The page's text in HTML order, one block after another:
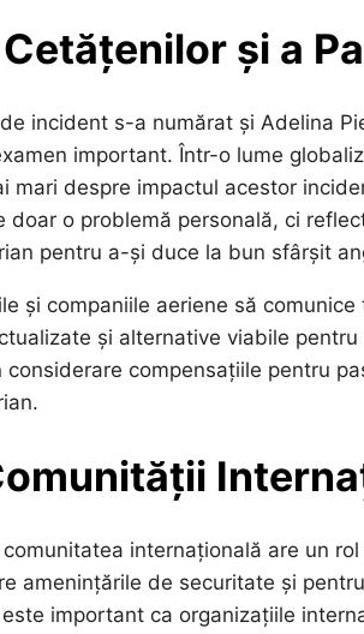
și a
incident s-a numărat și Adelina
important. Într-o lume
mari despre impactul acestor
doar o problemă personală, ci
pentru a-și duce la bun sfârșit
și companiile aeriene să
și alternative viabile
compensațiile pentru
internațională are un
amenințările de securitate și
important ca organizațiile